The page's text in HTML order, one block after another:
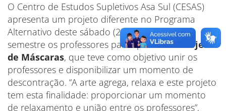
O Centro de Estudos Supletivos Asa Sul (CESAS)
apresenta um projeto diferente no Programa
Alternativo deste sábado (20). No início do
semestre os professores participaram do
Projeto
de Máscaras, que teve como objetivo unir os
professores e disponibilizar um momento de
descontração. “A arte agrega, relaxa e este projeto
tem esta finalidade: proporcionar um momento
de relaxamento e união entre os professores”,